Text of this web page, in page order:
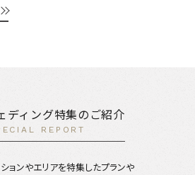
ディング特集のご紹介
REPORT
ョンやエリアを特集したプランや